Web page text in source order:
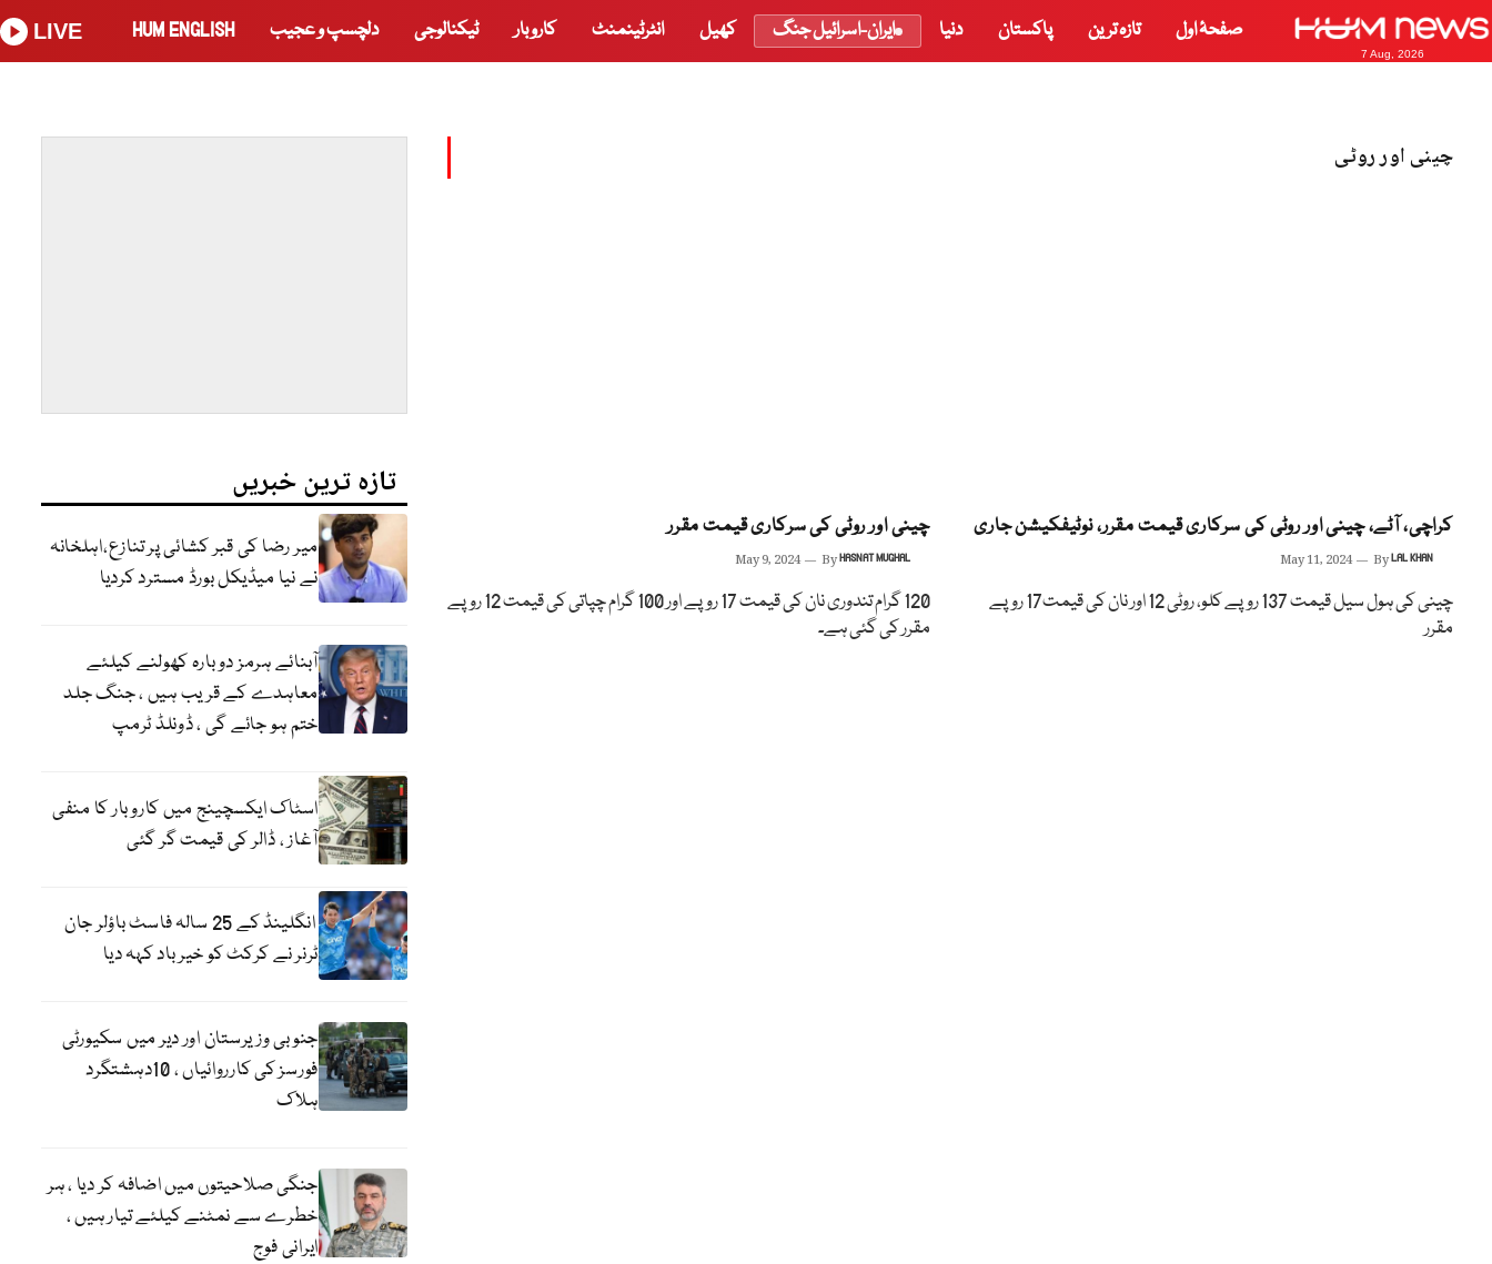
7 Aug, 2026
صفحۂ اول تازہ ترین پاکستان دنیا ایران-اسرائیل جنگ کھیل انٹرٹینمنٹ کاروبار ٹیکنالوجی دلچسپ و عجیب HUM ENGLISH
LIVE
چینی اور روٹی
کراچی، آٹے، چینی اور روٹی کی سرکاری قیمت مقرر، نوٹیفکیشن جاری
May 11, 2024 ByLAL KHAN
چینی کی ہول سیل قیمت 137 روپے کلو، روٹی 12 اور نان کی قیمت17 روپے
مقرر
چینی اور روٹی کی سرکاری قیمت مقرر
May 9, 2024 ByHASNAT MUGHAL
120 گرام تندوری نان کی قیمت 17 روپے اور 100 گرام چپاتی کی قیمت 12 روپے
مقرر کی گئی ہے۔
تازہ ترین خبریں
میر رضا کی قبر کشائی پر تنازع،اہلخانہ
نے نیا میڈیکل بورڈ مسترد کردیا
آبنائے ہرمز دوبارہ کھولنے کیلئے
معاہدے کے قریب ہیں ، جنگ جلد
ختم ہو جائے گی ، ڈونلڈ ٹرمپ
اسٹاک ایکسچینج میں کاروبار کا منفی
آغاز ، ڈالر کی قیمت گر گئی
انگلینڈ کے 25 سالہ فاسٹ باؤلر جان
ٹرنر نے کرکٹ کو خیر باد کہہ دیا
جنوبی وزیرستان اور دیر میں سکیورٹی
فورسز کی کارروائیاں ، 10دہشتگرد
ہلاک
جنگی صلاحیتوں میں اضافہ کر دیا ، ہر
خطرے سے نمٹنے کیلئے تیار ہیں ،
ایرانی فوج